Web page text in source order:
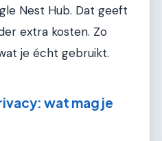
Nest Hub. Dat geeft
extra kosten. Zo
je écht gebruikt.
wat mag je